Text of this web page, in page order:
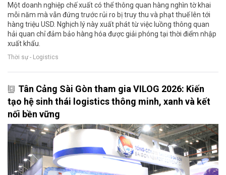
Một doanh nghiệp chế xuất có thể thông quan hàng nghìn tờ khai
mỗi năm mà vẫn đứng trước rủi ro bị truy thu và phạt thuế lên tới
hàng triệu USD. Nghịch lý này xuất phát từ việc luồng thông quan
hải quan chỉ đảm bảo hàng hóa được giải phóng tại thời điểm nhập
xuất khẩu.
Thời sự - Logistics
Tân Cảng Sài Gòn tham gia VILOG 2026: Kiến
tạo hệ sinh thái logistics thông minh, xanh và kết
nối bền vững